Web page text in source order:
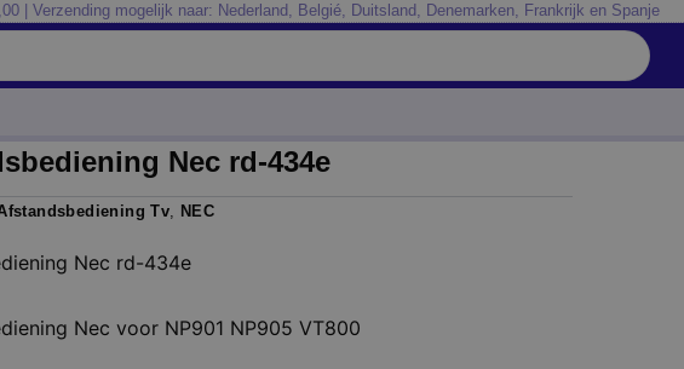
| Verzending mogelijk naar: Nederland, Belgié, Duitsland, Denemarken, Frankrijk en Spanje
Nec rd-434e
Tv, NEC
Nec rd-434e
Nec voor NP901 NP905 VT800